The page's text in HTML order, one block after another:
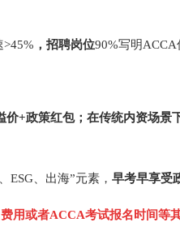
，招聘岗位90%写明ACCA
+政策红包；在传统内资场景
ESG、出海”元素， 早考早享受
用或者ACCA考试报名时间等